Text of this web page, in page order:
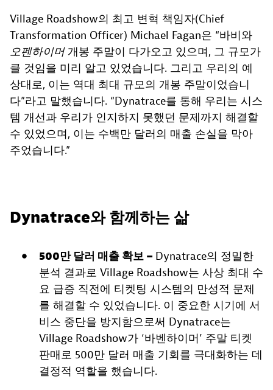
Village Roadshow의 최고 변혁 책임자(Chief
Transformation Officer) Michael Fagan은 “바비와
오펜하이머개봉 주말이 다가오고 있으며, 그 규모가
클 것임을 미리 알고 있었습니다. 그리고 우리의 예
상대로, 이는 역대 최대 규모의 개봉 주말이었습니
다”라고 말했습니다. “Dynatrace를 통해 우리는 시스
템 개선과 우리가 인지하지 못했던 문제까지 해결할
수 있었으며, 이는 수백만 달러의 매출 손실을 막아
주었습니다.”
Dynatrace와 함께하는 삶
500만 달러 매출 확보 – Dynatrace의 정밀한
분석 결과로 Village Roadshow는 사상 최대 수
요 급증 직전에 티켓팅 시스템의 만성적 문제
를 해결할 수 있었습니다. 이 중요한 시기에 서
비스 중단을 방지함으로써 Dynatrace는
Village Roadshow가 ‘바벤하이머’ 주말 티켓
판매로 500만 달러 매출 기회를 극대화하는 데
결정적 역할을 했습니다.